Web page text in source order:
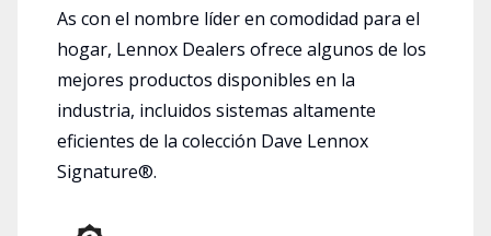
As con el nombre líder en comodidad para el
hogar, Lennox Dealers ofrece algunos de los
mejores productos disponibles en la
industria, incluidos sistemas altamente
eficientes de la colección Dave Lennox
Signature®.